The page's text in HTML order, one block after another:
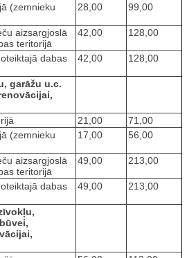
(zemnieku
28,00 99,00
aizsargjoslā
teritorijā
42,00 128,00
dabas
42,00 128,00
garāžu u.c.
21,00
71,00
(zemnieku
17,00 56,00
aizsargjoslā
teritorijā
49,00 213,00
dabas
49,00 213,00